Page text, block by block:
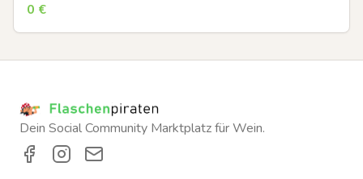
0 €
Dein Social Community Marktplatz für Wein.